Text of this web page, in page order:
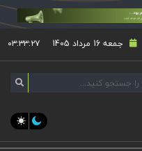
جمعه 16 مرداد 1405 ۰۳:۳۳:۲۷